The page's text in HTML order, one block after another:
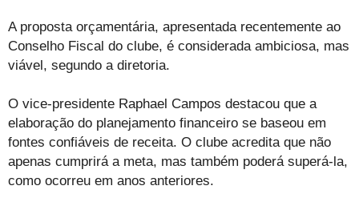
A proposta orçamentária, apresentada recentemente ao
Conselho Fiscal do clube, é considerada ambiciosa, mas
viável, segundo a diretoria.
O vice-presidente Raphael Campos destacou que a
elaboração do planejamento financeiro se baseou em
fontes confiáveis de receita. O clube acredita que não
apenas cumprirá a meta, mas também poderá superá-la,
como ocorreu em anos anteriores.